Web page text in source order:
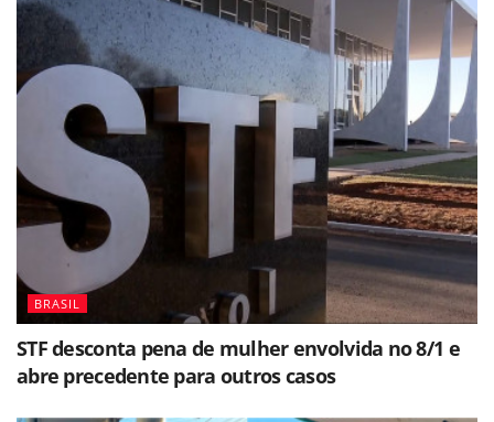
BRASIL
STF desconta pena de mulher envolvida no 8/1 e
abre precedente para outros casos